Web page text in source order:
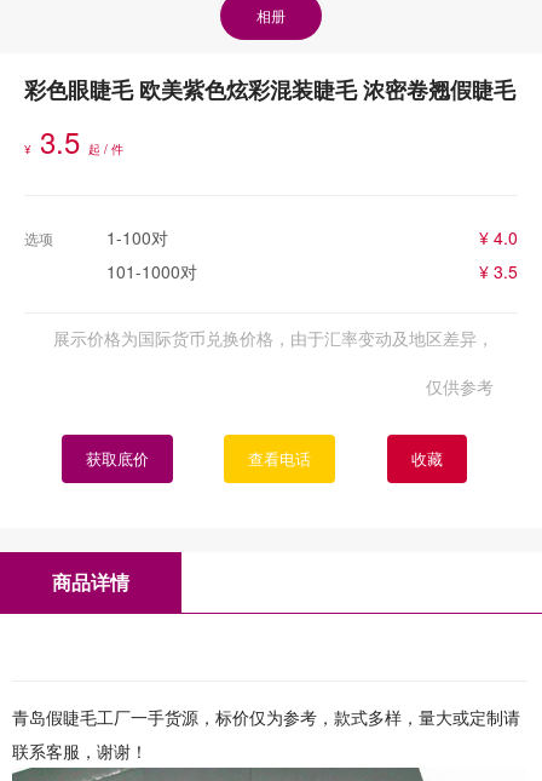
相册
彩色眼睫毛 欧美紫色炫彩混装睫毛 浓密卷翘假睫毛
¥ 3.5 起 / 件
选项 1-100对
¥ 4.0
101-1000对
¥ 3.5
展示价格为国际货币兑换价格，由于汇率变动及地区差异，
仅供参考
获取底价 查看电话 收藏
商品详情
青岛假睫毛工厂一手货源，标价仅为参考，款式多样，量大或定制请
联系客服，谢谢！